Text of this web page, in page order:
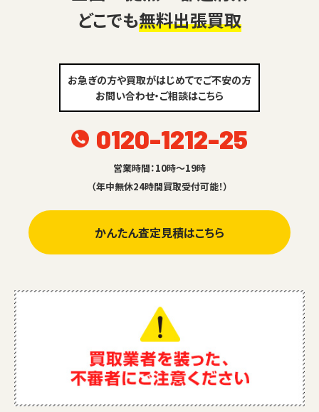
どこでも無料出張買取
お急ぎの方や買取がはじめてでご不安の方
お問い合わせ・ご相談はこちら
0120-1212-25
営業時間：10時～19時
（年中無休24時間買取受付可能！）
かんたん査定見積はこちら